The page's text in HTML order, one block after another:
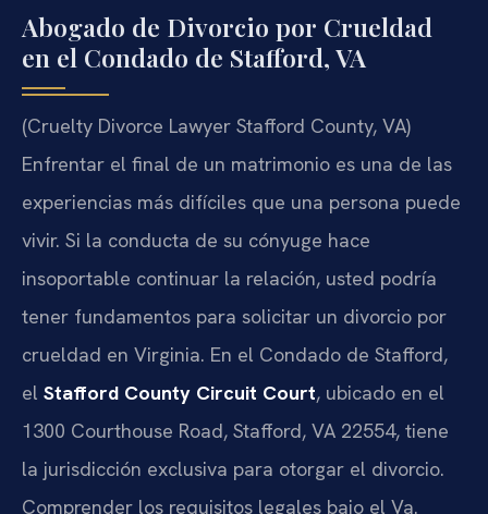
Abogado de Divorcio por Crueldad
en el Condado de Stafford, VA
(Cruelty Divorce Lawyer Stafford County, VA)
Enfrentar el final de un matrimonio es una de las
experiencias más difíciles que una persona puede
vivir. Si la conducta de su cónyuge hace
insoportable continuar la relación, usted podría
tener fundamentos para solicitar un divorcio por
crueldad en Virginia. En el Condado de Stafford,
el Stafford County Circuit Court, ubicado en el
1300 Courthouse Road, Stafford, VA 22554, tiene
la jurisdicción exclusiva para otorgar el divorcio.
Comprender los requisitos legales bajo el Va.